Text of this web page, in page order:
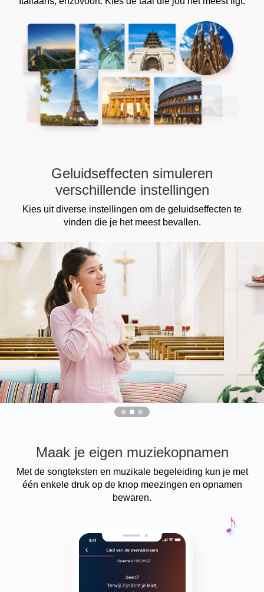
Geluidseffecten simuleren
verschillende instellingen
Kies uit diverse instellingen om de geluidseffecten te
vinden die je het meest bevallen.
Maak je eigen muziekopnamen
Met de songteksten en muzikale begeleiding kun je met
één enkele druk op de knop meezingen en opnamen
bewaren.